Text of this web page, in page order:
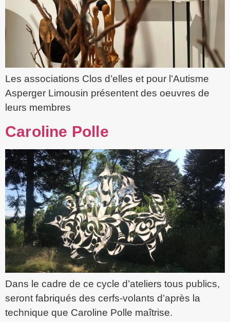
Les associations Clos d’elles et pour l’Autisme
Asperger Limousin présentent des oeuvres de
leurs membres
Caroline Polle
Dans le cadre de ce cycle d’ateliers tous publics,
seront fabriqués des cerfs-volants d’après la
technique que Caroline Polle maîtrise.